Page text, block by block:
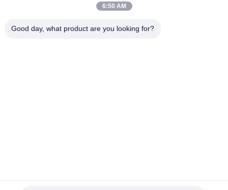
6:50 AM
Good day, what product are you looking for?